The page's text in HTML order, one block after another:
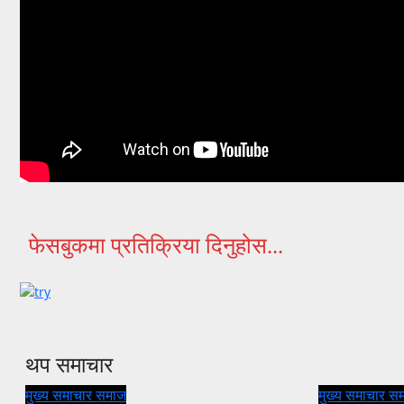
फेसबुकमा प्रतिक्रिया दिनुहोस...
थप समाचार
मुख्य समाचारसमाज मुख्य समाचार